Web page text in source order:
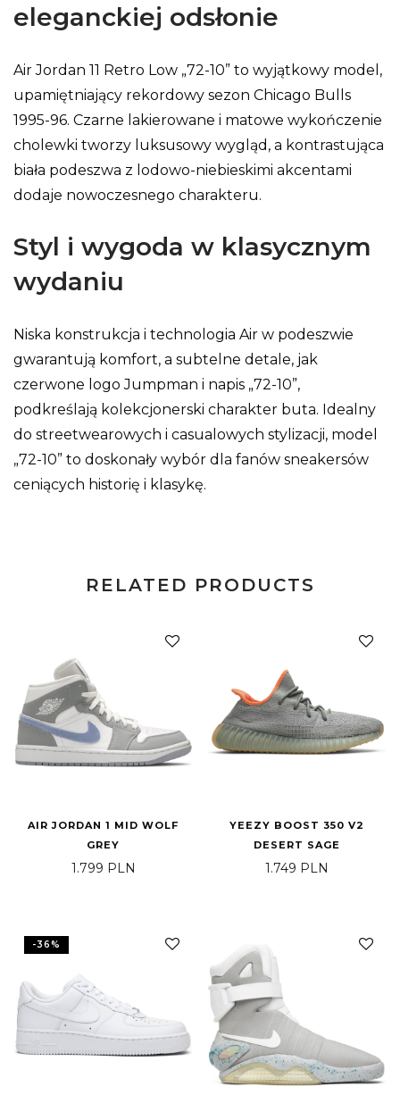
eleganckiej odsłonie
Air Jordan 11 Retro Low „72-10” to wyjątkowy model,
upamiętniający rekordowy sezon Chicago Bulls
1995-96. Czarne lakierowane i matowe wykończenie
cholewki tworzy luksusowy wygląd, a kontrastująca
biała podeszwa z lodowo-niebieskimi akcentami
dodaje nowoczesnego charakteru.
Styl i wygoda w klasycznym
wydaniu
Niska konstrukcja i technologia Air w podeszwie
gwarantują komfort, a subtelne detale, jak
czerwone logo Jumpman i napis „72-10”,
podkreślają kolekcjonerski charakter buta. Idealny
do streetwearowych i casualowych stylizacji, model
„72-10” to doskonały wybór dla fanów sneakersów
ceniących historię i klasykę.
RELATED PRODUCTS
AIR JORDAN 1 MID WOLF
GREY
1.799 PLN
YEEZY BOOST 350 V2
DESERT SAGE
1.749 PLN
-36%